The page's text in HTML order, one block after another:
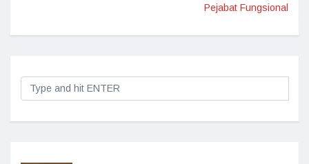
Pejabat Fungsional